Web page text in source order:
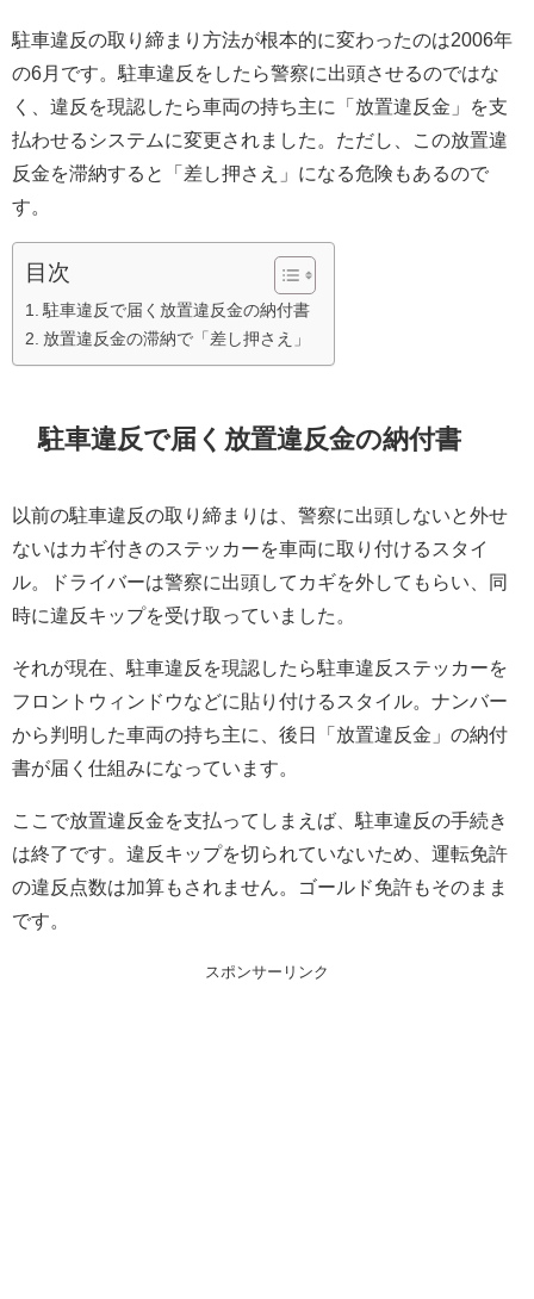
駐車違反の取り締まり方法が根本的に変わったのは2006年
の6月です。駐車違反をしたら警察に出頭させるのではな
く、違反を現認したら車両の持ち主に「放置違反金」を支
払わせるシステムに変更されました。ただし、この放置違
反金を滞納すると「差し押さえ」になる危険もあるので
す。
目次
駐車違反で届く放置違反金の納付書
放置違反金の滞納で「差し押さえ」
駐車違反で届く放置違反金の納付書
以前の駐車違反の取り締まりは、警察に出頭しないと外せ
ないはカギ付きのステッカーを車両に取り付けるスタイ
ル。ドライバーは警察に出頭してカギを外してもらい、同
時に違反キップを受け取っていました。
それが現在、駐車違反を現認したら駐車違反ステッカーを
フロントウィンドウなどに貼り付けるスタイル。ナンバー
から判明した車両の持ち主に、後日「放置違反金」の納付
書が届く仕組みになっています。
ここで放置違反金を支払ってしまえば、駐車違反の手続き
は終了です。違反キップを切られていないため、運転免許
の違反点数は加算もされません。ゴールド免許もそのまま
です。
スポンサーリンク